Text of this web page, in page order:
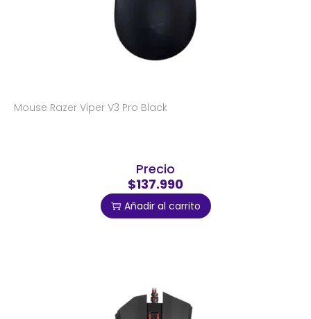
Mouse Razer Viper V3 Pro Black
Precio
$137.990
Añadir al carrito